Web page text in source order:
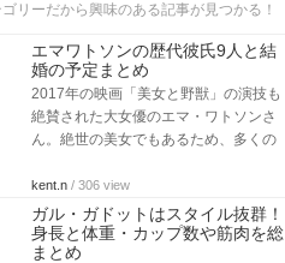
リーだから興味のある記事が見つかる！
エマワトソンの歴代彼氏9人と結
婚の予定まとめ
2017年の映画「美女と野獣」の演技も
絶賛された大女優のエマ・ワトソンさ
ん。絶世の美女でもあるため、多くの
kent.n / 306 view
ガル・ガドットはスタイル抜群！
身長と体重・カップ数や筋肉を総
まとめ